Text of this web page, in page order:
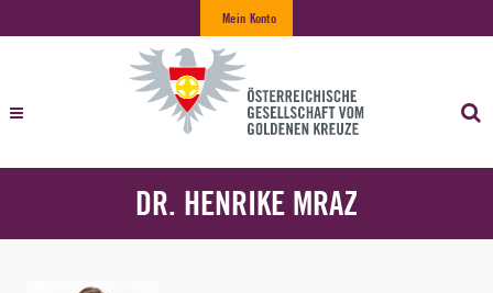
Mein Konto
DR. HENRIKE MRAZ